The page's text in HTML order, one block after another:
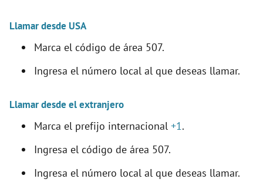
Llamar desde USA
Marca el código de área 507.
Ingresa el número local al que deseas llamar.
Llamar desde el extranjero
Marca el prefijo internacional +1.
Ingresa el código de área 507.
Ingresa el número local al que deseas llamar.